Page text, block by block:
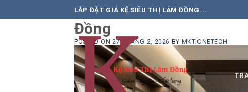
to
LẮP ĐẶT GIÁ KỆ SIÊU THỊ LÂM ĐỒNG...
Kệ trưng bày bằng khen:
Đồng
POSTED ON27 THÁNG 2, 2026 BY MKT.ONETECH